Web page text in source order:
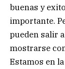
buenas y
importante.
pueden salir
mostrarse
Estamos en